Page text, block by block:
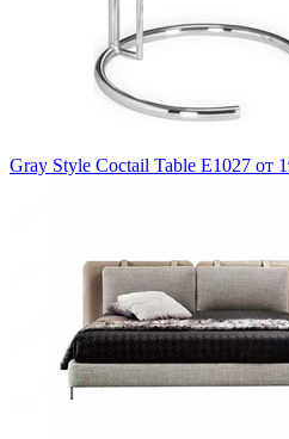
Gray Style Coctail Table E1027 от